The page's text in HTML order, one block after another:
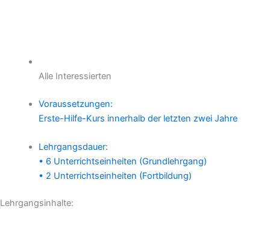
Alle Interessierten
Voraussetzungen:
Erste-Hilfe-Kurs innerhalb der letzten zwei Jahre
Lehrgangsdauer:
• 6 Unterrichtseinheiten (Grundlehrgang)
• 2 Unterrichtseinheiten (Fortbildung)
Lehrgangsinhalte: